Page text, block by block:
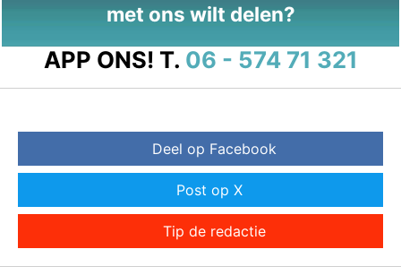
met ons wilt delen?
APP ONS! T. 06 - 574 71 321
Deel op Facebook
Post op X
Tip de redactie